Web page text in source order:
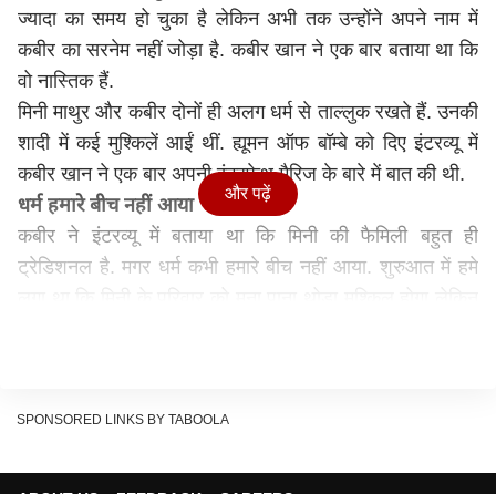
ज्यादा का समय हो चुका है लेकिन अभी तक उन्होंने अपने नाम में
कबीर का सरनेम नहीं जोड़ा है. कबीर खान ने एक बार बताया था कि
वो नास्तिक हैं.
मिनी माथुर और कबीर दोनों ही अलग धर्म से ताल्लुक रखते हैं. उनकी
शादी में कई मुश्किलें आईं थीं. ह्यूमन ऑफ बॉम्बे को दिए इंटरव्यू में
कबीर खान ने एक बार अपनी इंटरफेथ मैरिज के बारे में बात की थी.
धर्म हमारे बीच नहीं आया
कबीर ने इंटरव्यू में बताया था कि मिनी की फैमिली बहुत ही
ट्रेडिशनल है. मगर धर्म कभी हमारे बीच नहीं आया. शुरुआत में हमे
था.
और पढ़ें
SPONSORED LINKS BY TABOOLA